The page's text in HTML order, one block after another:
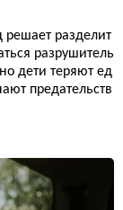
решает разделит
разрушитель
дети теряют ед
предательств